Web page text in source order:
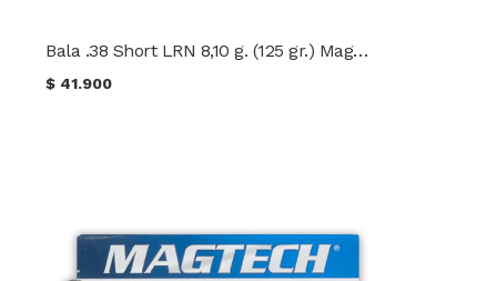
Bala .38 Short LRN 8,10 g. (125 gr.) Magtech
$ 41.900